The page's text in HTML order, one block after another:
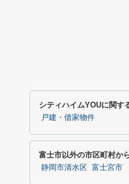
シティハイムYOUに関す
戸建・借家物件
富士市以外の市区町村か
静岡市清水区 富士宮市